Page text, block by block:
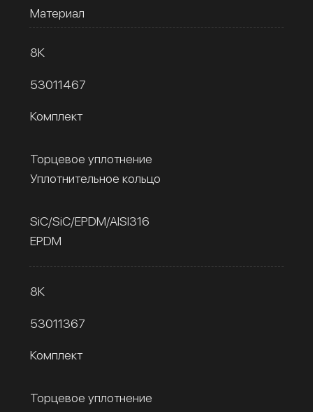
Материал
8К
53011467
Комплект
Торцевое уплотнение
Уплотнительное кольцо
SiC/SiC/EPDM/AISI316
EPDM
8К
53011367
Комплект
Торцевое уплотнение